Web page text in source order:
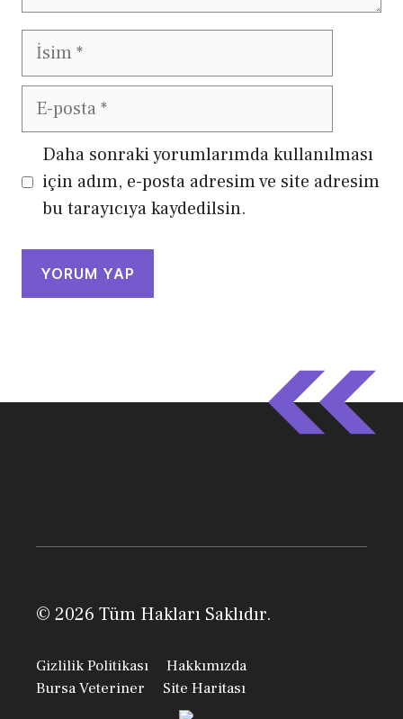
İsim
E-
posta
Daha sonraki yorumlarımda kullanılması
için adım, e-posta adresim ve site adresim
bu tarayıcıya kaydedilsin.
© 2026 Tüm Hakları Saklıdır.
Gizlilik Politikası
Hakkımızda
Bursa Veteriner
Site Haritası